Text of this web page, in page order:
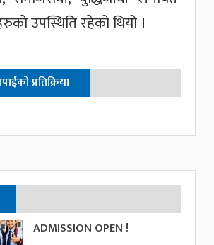
उपस्थिति रहेको थियो ।
प्रतिक्रिया
ADMISSION OPEN !